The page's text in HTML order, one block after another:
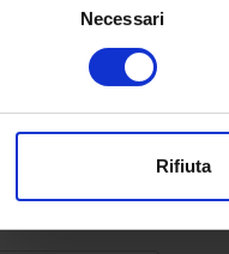
raccogliere
digitali).
modificare o ritirare il
Necessari
Rifiuta